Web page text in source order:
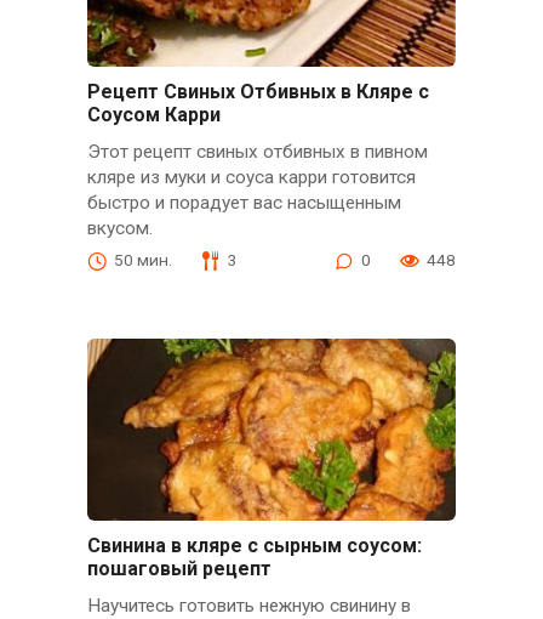
Рецепт Свиных Отбивных в Кляре с
Соусом Карри
Этот рецепт свиных отбивных в пивном
кляре из муки и соуса карри готовится
быстро и порадует вас насыщенным
вкусом.
50 мин. 3 0 448
Свинина в кляре с сырным соусом:
пошаговый рецепт
Научитесь готовить нежную свинину в